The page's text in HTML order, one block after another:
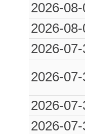
2026-
2026-
2026-
2026-
2026-
2026-